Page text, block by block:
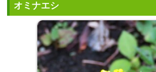
オミナエシ